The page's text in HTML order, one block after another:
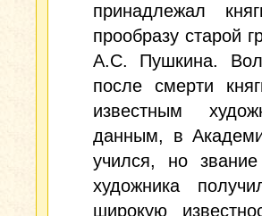
принадлежал
прообразу старой
А.С. Пушкина.
после смерти
известным
данным, в
учился, но звание
художника
широкую